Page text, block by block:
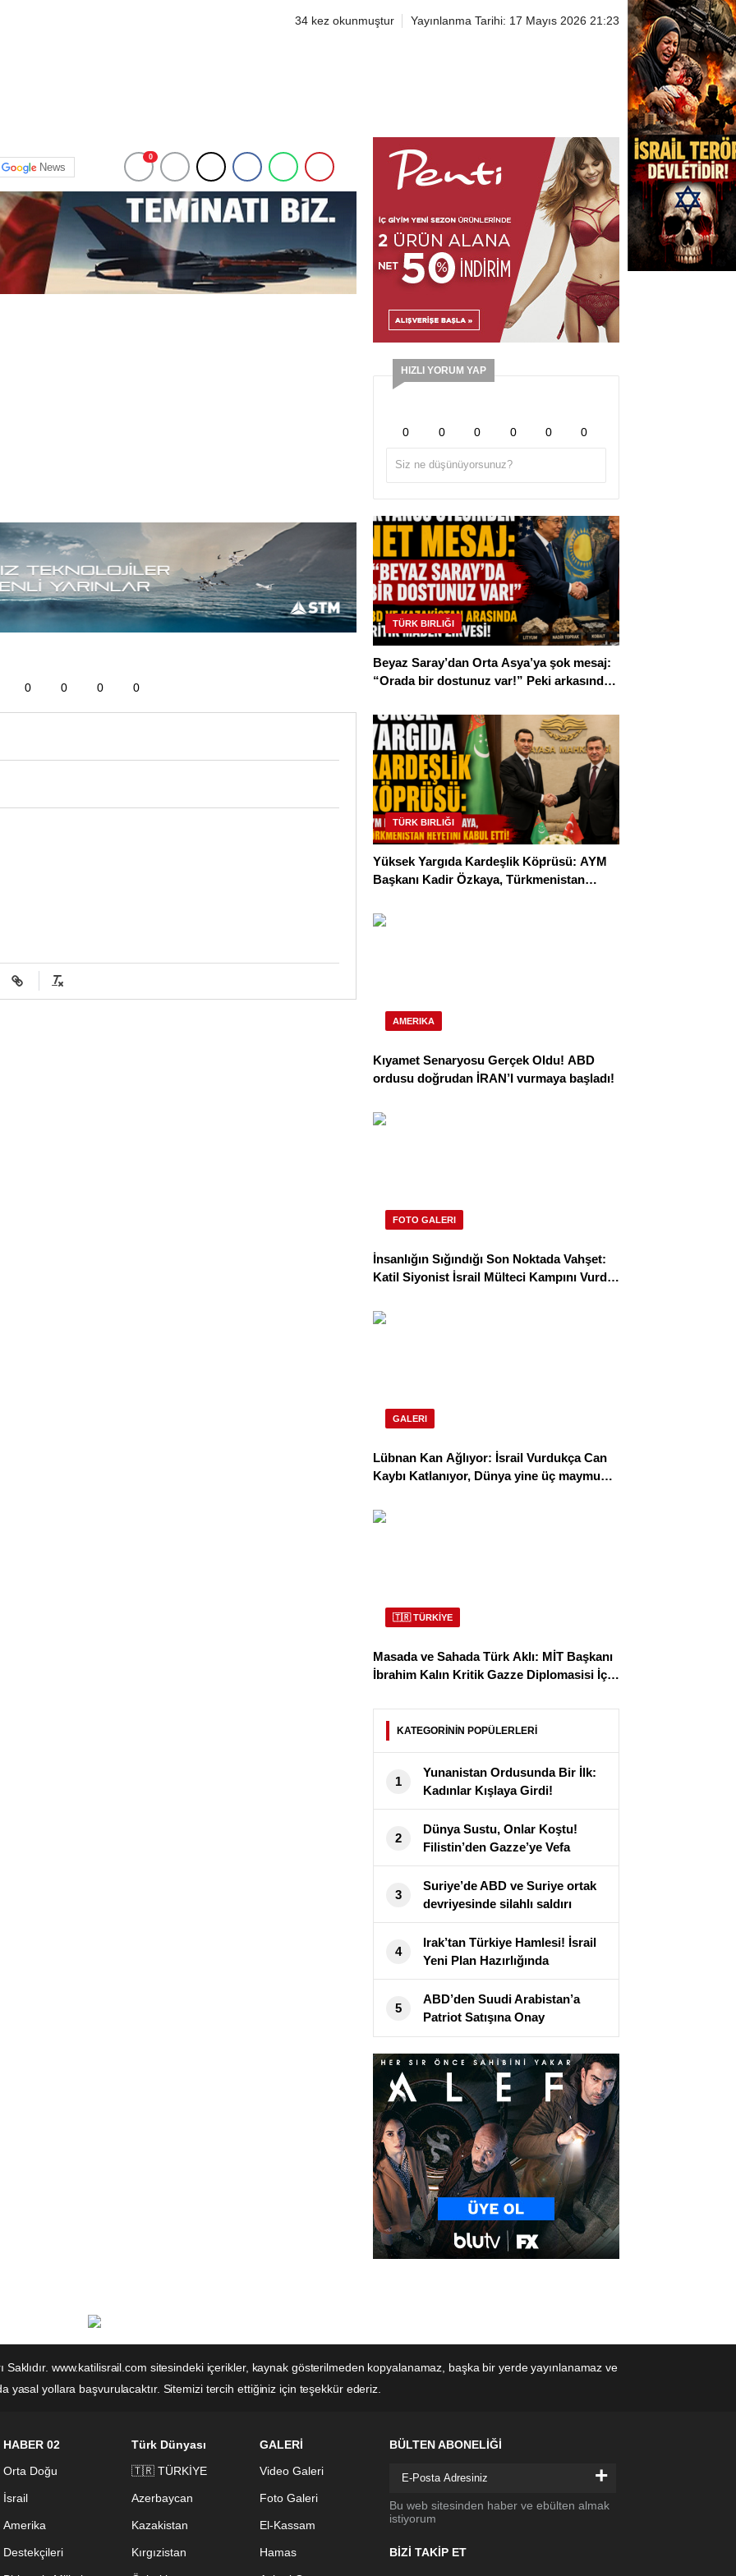
34 kez okunmuştur Yayınlanma Tarihi: 17 Mayıs 2026 21:23
News
0
0 0 0 0
HIZLI YORUM YAP
0 0 0 0 0 0
TÜRK BIRLIĞI
Beyaz Saray’dan Orta Asya’ya şok mesaj:
“Orada bir dostunuz var!” Peki arkasında
TÜRK BIRLIĞI
Yüksek Yargıda Kardeşlik Köprüsü: AYM
Başkanı Kadir Özkaya, Türkmenistan
AMERIKA
Kıyamet Senaryosu Gerçek Oldu! ABD
ordusu doğrudan İRAN’I vurmaya başladı!
FOTO GALERI
İnsanlığın Sığındığı Son Noktada Vahşet:
Katil Siyonist İsrail Mülteci Kampını Vurdu,
GALERI
Lübnan Kan Ağlıyor: İsrail Vurdukça Can
Kaybı Katlanıyor, Dünya yine üç maymunu
🇹🇷 TÜRKİYE
Masada ve Sahada Türk Aklı: MİT Başkanı
İbrahim Kalın Kritik Gazze Diplomasisi İçin
KATEGORİNİN POPÜLERLERİ
1
Yunanistan Ordusunda Bir İlk:
Kadınlar Kışlaya Girdi!
2
Dünya Sustu, Onlar Koştu!
Filistin’den Gazze’ye Vefa
Maratonu! İzlerken Yüreğiniz
Parçalanacak
3
Suriye’de ABD ve Suriye ortak
devriyesinde silahlı saldırı
4
Irak’tan Türkiye Hamlesi! İsrail
Yeni Plan Hazırlığında
5
ABD’den Suudi Arabistan’a
Patriot Satışına Onay
www.katilisrail.com sitesindeki içerikler, kaynak gösterilmeden kopyalanamaz, başka bir yerde yayınlanamaz ve
yasal yollara başvurulacaktır. Sitemizi tercih ettiğiniz için teşekkür ederiz.
HABER 02
Orta Doğu
İsrail
Amerika
Destekçileri
Türk Dünyası
🇹🇷 TÜRKİYE
Azerbaycan
Kazakistan
Kırgızistan
GALERİ
Video Galeri
Foto Galeri
El-Kassam
Hamas
BÜLTEN ABONELİĞİ
+
Bu web sitesinden haber ve ebülten almak
istiyorum
BİZİ TAKİP ET